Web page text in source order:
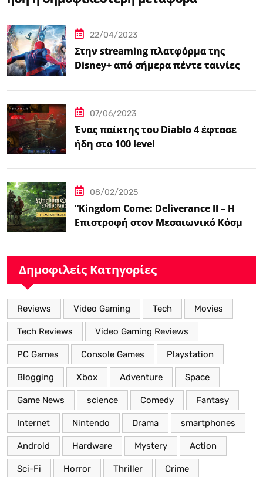
22/04/2023
Στην streaming πλατφόρμα της
Disney+ από σήμερα πέντε ταινίες
07/06/2023
Ένας παίκτης του Diablo 4 έφτασε
ήδη στο 100 level
08/02/2025
“Kingdom Come: Deliverance II – Η
Επιστροφή στον Μεσαιωνικό Κόσμο
Δημοφιλείς Κατηγορίες
Reviews Video Gaming Tech Movies
Tech Reviews Video Gaming Reviews
PC Games Console Games Playstation
Blogging Xbox Adventure Space
Game News science Comedy Fantasy
Internet Nintendo Drama smartphones
Android Hardware Mystery Action
Sci-Fi Horror Thriller Crime